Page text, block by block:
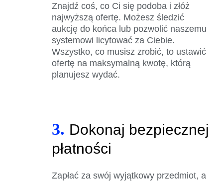
Znajdź coś, co Ci się podoba i złóż
najwyższą ofertę. Możesz śledzić
aukcję do końca lub pozwolić naszemu
systemowi licytować za Ciebie.
Wszystko, co musisz zrobić, to ustawić
ofertę na maksymalną kwotę, którą
planujesz wydać.
3. Dokonaj bezpiecznej
płatności
Zapłać za swój wyjątkowy przedmiot, a